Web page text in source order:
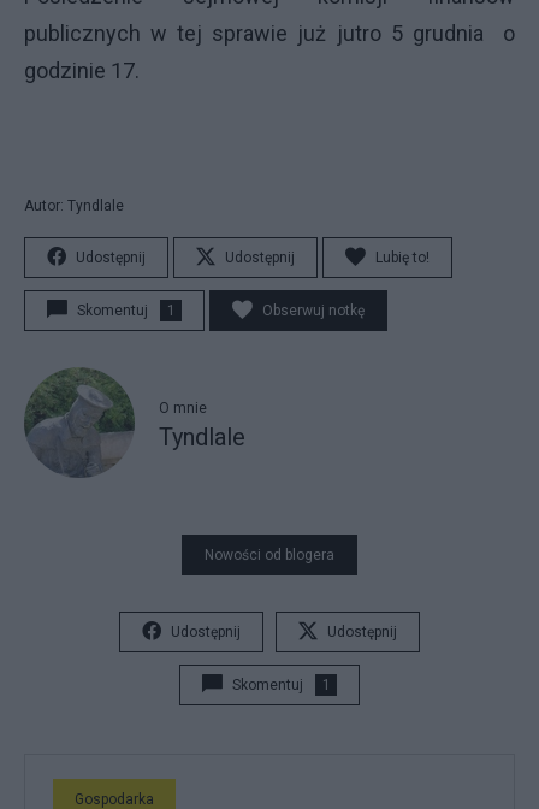
publicznych w tej sprawie już jutro 5 grudnia o
godzinie 17.
Autor: Tyndlale
Udostępnij Udostępnij Lubię to!
Skomentuj 1 Obserwuj notkę
O mnie
Tyndlale
Nowości od blogera
Udostępnij Udostępnij
Skomentuj 1
Gospodarka